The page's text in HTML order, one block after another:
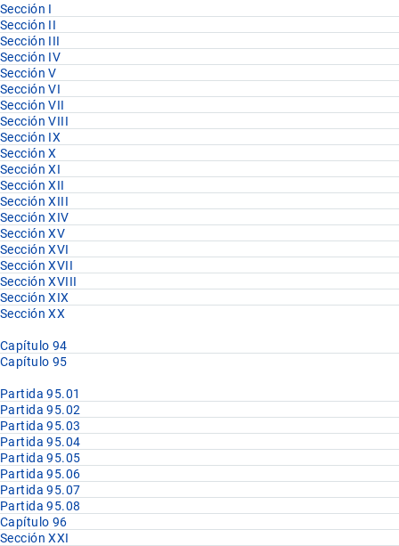
Sección I
Sección II
Sección III
Sección IV
Sección V
Sección VI
Sección VII
Sección VIII
Sección IX
Sección X
Sección XI
Sección XII
Sección XIII
Sección XIV
Sección XV
Sección XVI
Sección XVII
Sección XVIII
Sección XIX
Sección XX
Capítulo 94
Capítulo 95
Partida 95.01
Partida 95.02
Partida 95.03
Partida 95.04
Partida 95.05
Partida 95.06
Partida 95.07
Partida 95.08
Capítulo 96
Sección XXI